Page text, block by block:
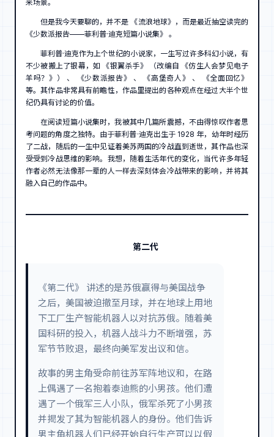
来场景。
但是我今天要聊的，并不是 《流浪地球》，而是最近抽空读完的
《少数派报告——菲利普·迪克短篇小说集》 。
菲利普·迪克作为上个世纪的小说家，一生写过许多科幻小说，有
不少被搬上了银幕，如 《银翼杀手》 （改编自 《仿生人会梦见电子
羊吗？》） 、 《少数派报告》 、 《高堡奇人》 、 《全面回忆》
等。其作品非常具有前瞻性，作品里提出的各种观点在经过大半个世
纪仍具有讨论的价值。
在阅读短篇小说集时，我被其中几篇所震撼，不由得惊叹作者思
考问题的角度之独特。由于菲利普·迪克出生于 1928 年，幼年时经历
了二战，随后的一生中见证着美苏两国的冷战直到逝世，其作品也深
受受到冷战思维的影响。我想，随着生活年代的变化，当代许多年轻
作者必然无法像那一辈的人一样去深刻体会冷战带来的影响，并将其
融入自己的作品中。
第二代
《第二代》 讲述的是苏俄赢得与美国战争
之后，美国被迫撤至月球，并在地球上用地
下工厂生产智能机器人以对抗苏俄。随着美
国科研的投入，机器人战斗力不断增强，苏
军节节败退，最终向美军发出议和信。
故事的男主角受命前往苏军阵地议和，在路
上偶遇了一名抱着泰迪熊的小男孩。他们遭
遇了一个俄军三人小队，俄军杀死了小男孩
并揭发了其为智能机器人的身份。他们告诉
男主角机器人们已经开始自行生产可以以假